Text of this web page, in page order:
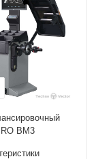
BM3